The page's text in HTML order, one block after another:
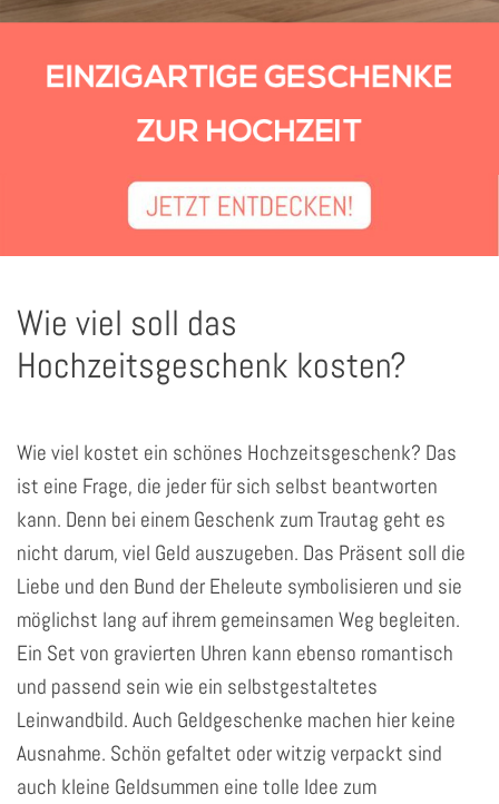
Wie viel soll das
Hochzeitsgeschenk kosten?
Wie viel kostet ein schönes Hochzeitsgeschenk? Das
ist eine Frage, die jeder für sich selbst beantworten
kann. Denn bei einem Geschenk zum Trautag geht es
nicht darum, viel Geld auszugeben. Das Präsent soll die
Liebe und den Bund der Eheleute symbolisieren und sie
möglichst lang auf ihrem gemeinsamen Weg begleiten.
Ein Set von gravierten Uhren kann ebenso romantisch
und passend sein wie ein selbstgestaltetes
Leinwandbild. Auch Geldgeschenke machen hier keine
Ausnahme. Schön gefaltet oder witzig verpackt sind
auch kleine Geldsummen eine tolle Idee zum